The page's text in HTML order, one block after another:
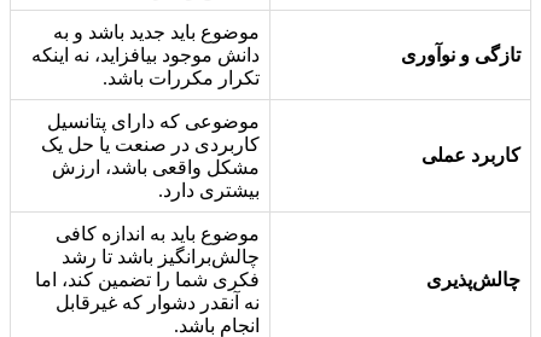
تازگی و نوآوری
موضوع باید جدید باشد و به
دانش موجود بیافزاید، نه اینکه
تکرار مکررات باشد.
کاربرد عملی
موضوعی که دارای پتانسیل
کاربردی در صنعت یا حل یک
مشکل واقعی باشد، ارزش
بیشتری دارد.
چالش‌پذیری
موضوع باید به اندازه کافی
چالش‌برانگیز باشد تا رشد
فکری شما را تضمین کند، اما
نه آنقدر دشوار که غیرقابل
انجام باشد.